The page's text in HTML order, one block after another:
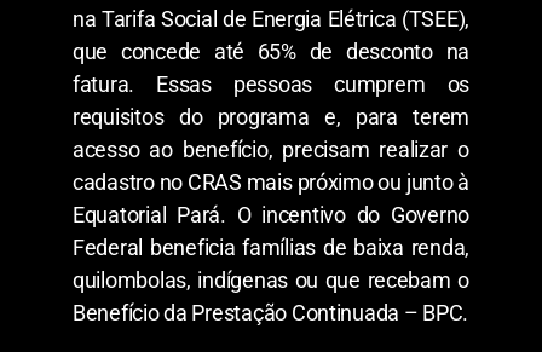
na Tarifa Social de Energia Elétrica (TSEE),
que concede até 65% de desconto na
fatura. Essas pessoas cumprem os
requisitos do programa e, para terem
acesso ao benefício, precisam realizar o
cadastro no CRAS mais próximo ou junto à
Equatorial Pará. O incentivo do Governo
Federal beneficia famílias de baixa renda,
quilombolas, indígenas ou que recebam o
Benefício da Prestação Continuada – BPC.